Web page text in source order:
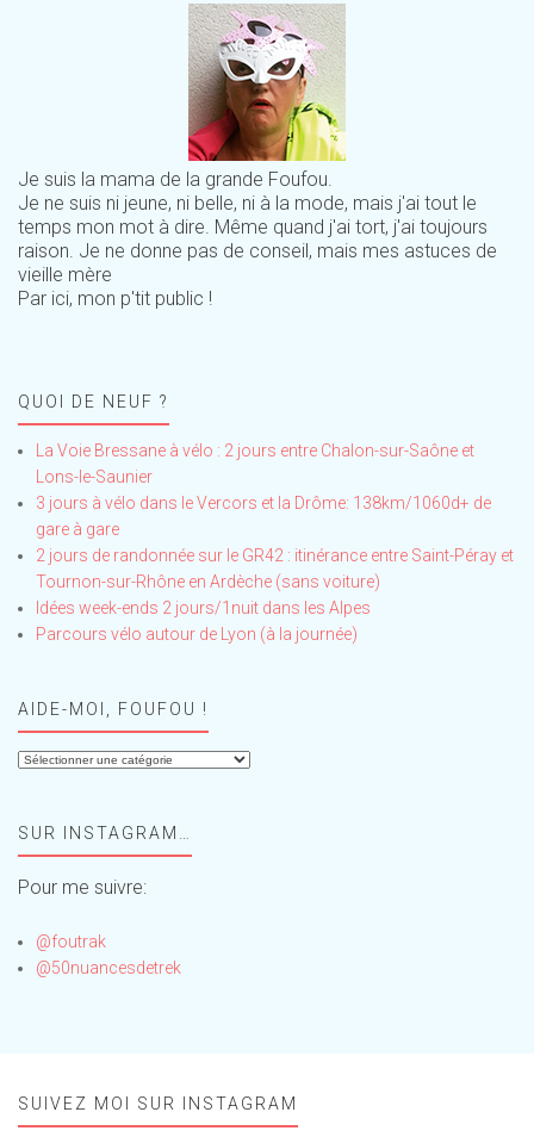
Je suis la mama de la grande Foufou.
Je ne suis ni jeune, ni belle, ni à la mode, mais j'ai tout le
temps mon mot à dire. Même quand j'ai tort, j'ai toujours
raison. Je ne donne pas de conseil, mais mes astuces de
vieille mère
Par ici, mon p'tit public !
QUOI DE NEUF ?
La Voie Bressane à vélo : 2 jours entre Chalon-sur-Saône et
Lons-le-Saunier
3 jours à vélo dans le Vercors et la Drôme: 138km/1060d+ de
gare à gare
2 jours de randonnée sur le GR42 : itinérance entre Saint-Péray et
Tournon-sur-Rhône en Ardèche (sans voiture)
Idées week-ends 2 jours/1nuit dans les Alpes
Parcours vélo autour de Lyon (à la journée)
AIDE-MOI, FOUFOU !
Aide-
!SUR INSTAGRAM…
Pour me suivre:
@foutrak
@50nuancesdetrek
SUIVEZ MOI SUR INSTAGRAM